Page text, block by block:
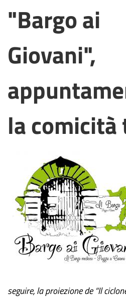
"Bargo ai
Giovani",
la comicità
seguire, la proiezione de “Il